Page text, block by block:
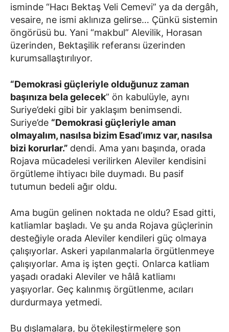
isminde “Hacı Bektaş Veli Cemevi” ya da dergâh,
vesaire, ne ismi aklınıza gelirse… Çünkü sistemin
öngörüsü bu. Yani “makbul” Alevilik, Horasan
üzerinden, Bektaşilik referansı üzerinden
kurumsallaştırılıyor.
“Demokrasi güçleriyle olduğunuz zaman
başınıza bela gelecek” ön kabulüyle, aynı
Suriye’deki gibi bir yaklaşım benimsendi.
Suriye’de “Demokrasi güçleriyle aman
olmayalım, nasılsa bizim Esad’ımız var, nasılsa
bizi korurlar.” dendi. Ama yanı başında, orada
Rojava mücadelesi verilirken Aleviler kendisini
örgütleme ihtiyacı bile duymadı. Bu pasif
tutumun bedeli ağır oldu.
Ama bugün gelinen noktada ne oldu? Esad gitti,
katliamlar başladı. Ve şu anda Rojava güçlerinin
desteğiyle orada Aleviler kendileri güç olmaya
çalışıyorlar. Askeri yapılanmalarla örgütlenmeye
çalışıyorlar. Ama iş işten geçti. Onlarca katliam
yaşadı oradaki Aleviler ve hâlâ katliamı
yaşıyorlar. Geç kalınmış örgütlenme, acıları
durdurmaya yetmedi.
Bu dışlamalara, bu ötekileştirmelere son